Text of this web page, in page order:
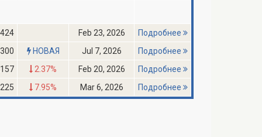
Feb 23, 2026
Подробнее
НОВАЯ Jul 7, 2026
Подробнее
2.37% Feb 20, 2026
Подробнее
7.95% Mar 6, 2026 Подробнее